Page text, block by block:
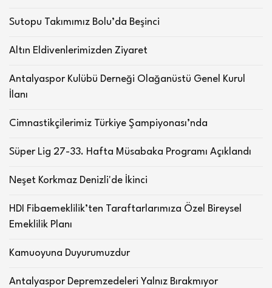
Sutopu Takımımız Bolu’da Beşinci
Altın Eldivenlerimizden Ziyaret
Antalyaspor Kulübü Derneği Olağanüstü Genel Kurul
İlanı
Cimnastikçilerimiz Türkiye Şampiyonası’nda
Süper Lig 27-33. Hafta Müsabaka Programı Açıklandı
Neşet Korkmaz Denizli'de İkinci
HDI Fibaemeklilik’ten Taraftarlarımıza Özel Bireysel
Emeklilik Planı
Kamuoyuna Duyurumuzdur
Antalyaspor Depremzedeleri Yalnız Bırakmıyor